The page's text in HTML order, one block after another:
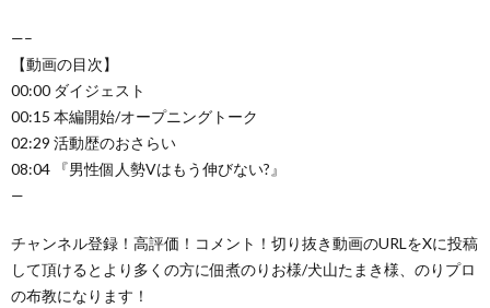
—–
【動画の目次】
00:00 ダイジェスト
00:15 本編開始/オープニングトーク
02:29 活動歴のおさらい
08:04 『男性個人勢Vはもう伸びない?』
—
チャンネル登録！高評価！コメント！切り抜き動画のURLをXに投稿
して頂けるとより多くの方に佃煮のりお様/犬山たまき様、のりプロ
の布教になります！